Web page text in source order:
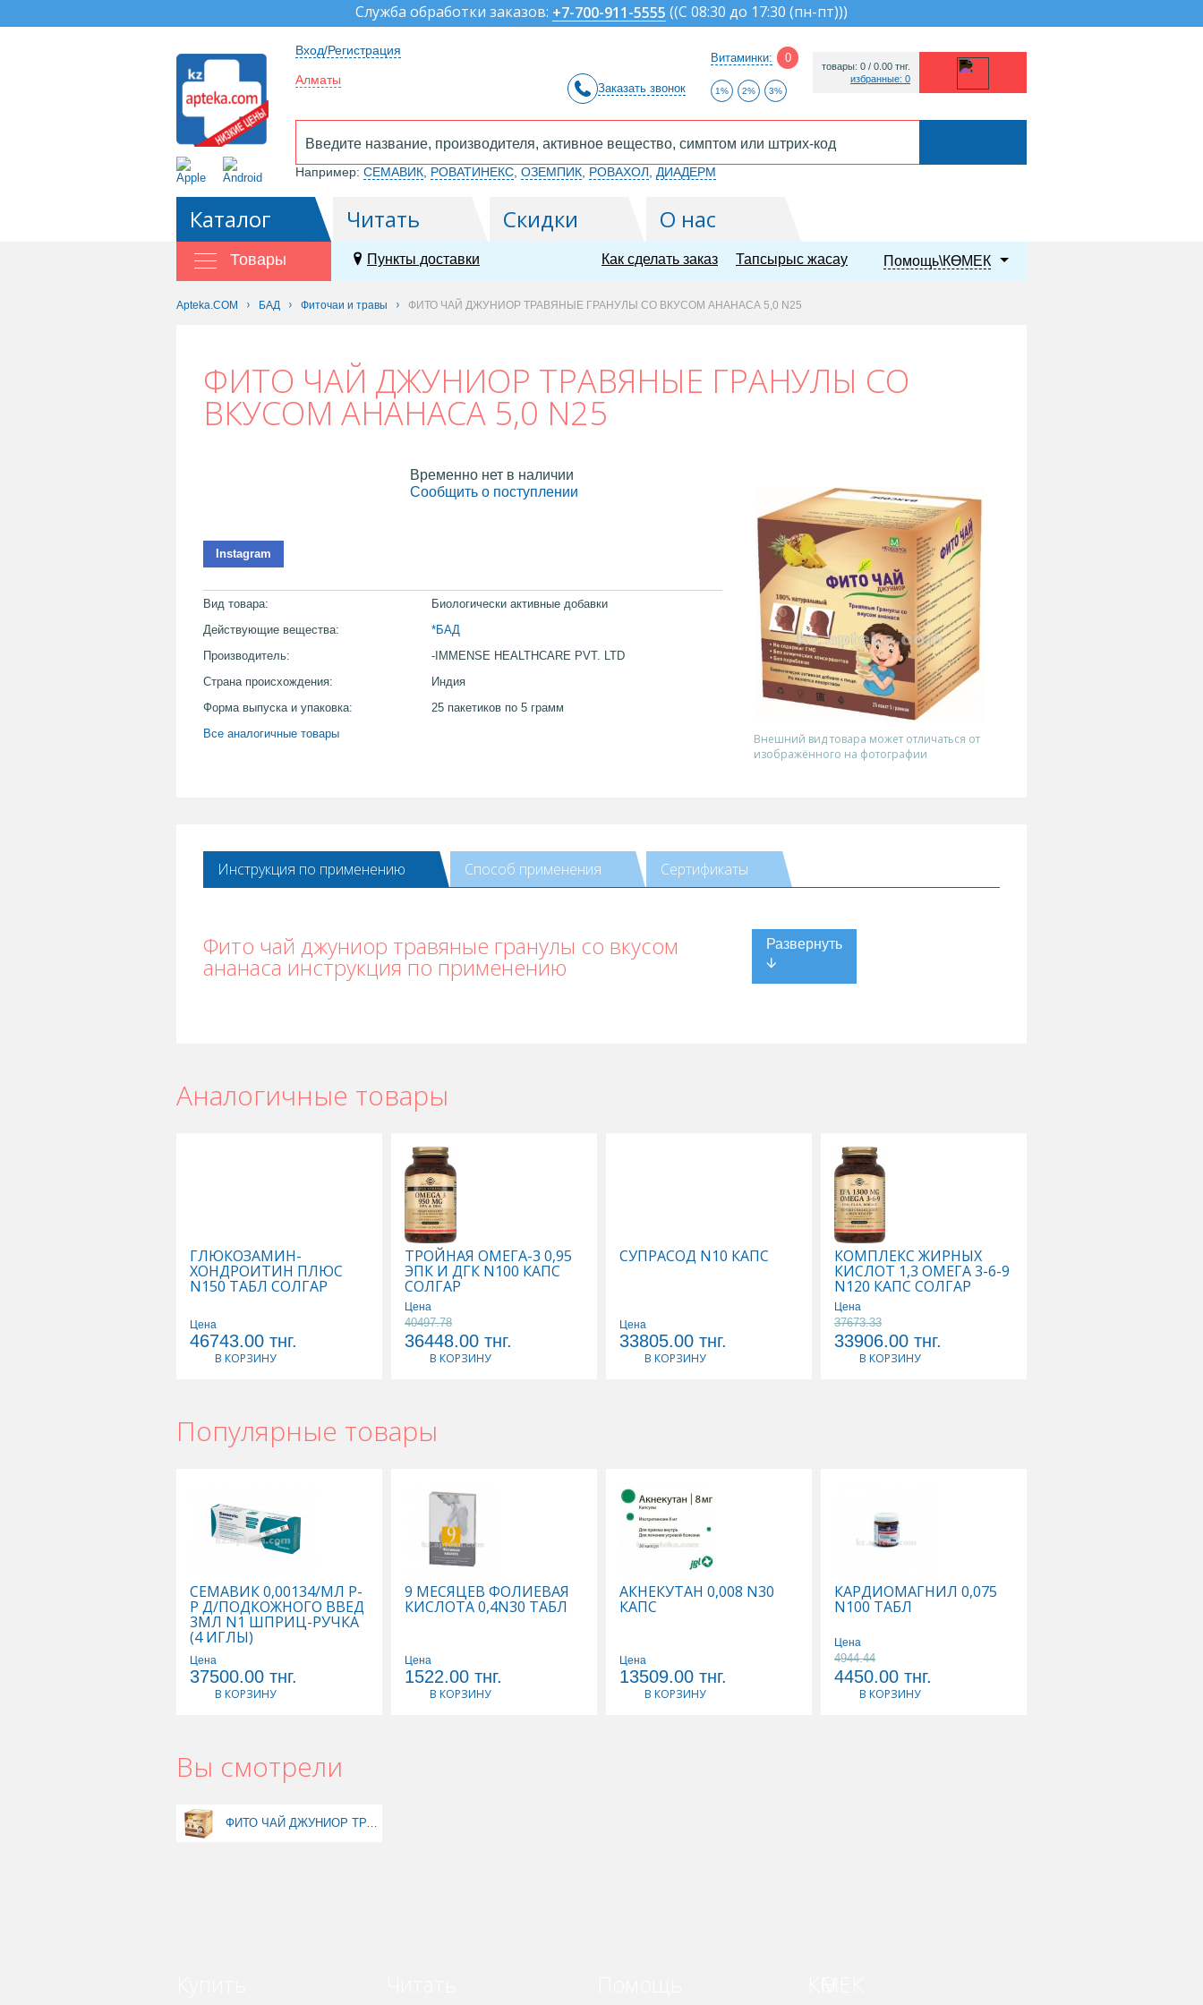
Служба обработки заказов: +7-700-911-5555 ((С 08:30 до 17:30 (пн-пт)))
Вход/Регистрация
Алматы
Заказать звонок
Витаминки: 0
1% 2% 3%
товары: 0 / 0.00 тнг.
избранные: 0
Например: СЕМАВИК РОВАТИНЕКС ОЗЕМПИК РОВАХОЛ ДИАДЕРМ
Каталог Читать Скидки О нас
Товары Пункты доставки Помощь\КӨМЕК
Тапсырыс жасау
Как сделать заказ
Apteka.COM БАД Фиточаи и травы ФИТО ЧАЙ ДЖУНИОР ТРАВЯНЫЕ ГРАНУЛЫ СО ВКУСОМ АНАНАСА 5,0 N25
ФИТО ЧАЙ ДЖУНИОР ТРАВЯНЫЕ ГРАНУЛЫ СО
ВКУСОМ АНАНАСА 5,0 N25
Временно нет в наличии
Сообщить о поступлении
Instagram
Вид товара:
Биологически активные добавки
Действующие вещества:
*БАД
Производитель:
-IMMENSE HEALTHCARE PVT. LTD
Страна происхождения:
Индия
Форма выпуска и упаковка:
25 пакетиков по 5 грамм
Все аналогичные товары
Внешний вид товара может отличаться от
изображённого на фотографии
Инструкция по применению Способ применения Сертификаты
Фито чай джуниор травяные гранулы со вкусом
ананаса инструкция по применению
Аналогичные товары
ГЛЮКОЗАМИН-
ХОНДРОИТИН ПЛЮС
N150 ТАБЛ СОЛГАР
Цена
46743.00 тнг.
В КОРЗИНУ
ТРОЙНАЯ ОМЕГА-3 0,95
ЭПК И ДГК N100 КАПС
СОЛГАР
Цена
40497.78
36448.00 тнг.
В КОРЗИНУ
СУПРАСОД N10 КАПС
Цена
33805.00 тнг.
В КОРЗИНУ
КОМПЛЕКС ЖИРНЫХ
КИСЛОТ 1,3 ОМЕГА 3-6-9
N120 КАПС СОЛГАР
Цена
37673.33
33906.00 тнг.
В КОРЗИНУ
Популярные товары
СЕМАВИК 0,00134/МЛ Р-
Р Д/ПОДКОЖНОГО ВВЕД
3МЛ N1 ШПРИЦ-РУЧКА
(4 ИГЛЫ)
Цена
37500.00 тнг.
В КОРЗИНУ
9 МЕСЯЦЕВ ФОЛИЕВАЯ
КИСЛОТА 0,4N30 ТАБЛ
Цена
1522.00 тнг.
В КОРЗИНУ
АКНЕКУТАН 0,008 N30
КАПС
Цена
13509.00 тнг.
В КОРЗИНУ
КАРДИОМАГНИЛ 0,075
N100 ТАБЛ
Цена
4944.44
4450.00 тнг.
В КОРЗИНУ
Вы смотрели